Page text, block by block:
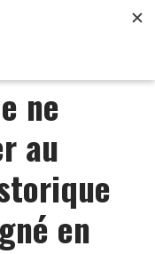
ne
au
en